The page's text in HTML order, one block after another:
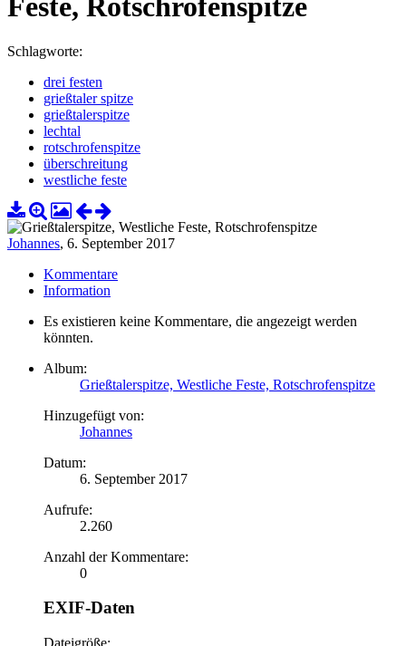
Schlagworte:
drei festen
grießtaler spitze
grießtalerspitze
lechtal
rotschrofenspitze
überschreitung
westliche feste
Johannes, 6. September 2017
Kommentare
Information
Es existieren keine Kommentare, die angezeigt werden
könnten.
Album:
Grießtalerspitze, Westliche Feste, Rotschrofenspitze
Hinzugefügt von:
Johannes
Datum:
6. September 2017
Aufrufe:
2.260
Anzahl der Kommentare:
0
EXIF-Daten
Dateigröße: